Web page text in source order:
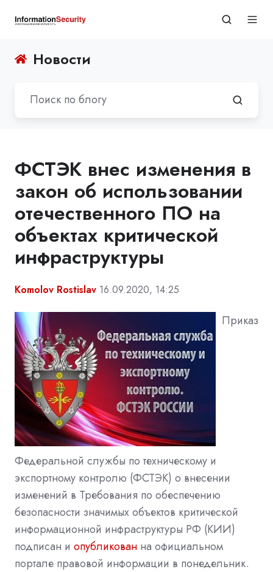
Новости
ФСТЭК внес изменения в
закон об использовании
отечественного ПО на
объектах критической
инфраструктуры
Komolov Rostislav 16.09.2020, 14:25
Приказ
Федеральной службы по техническому и
экспортному контролю (ФСТЭК) о внесении
изменений в Требования по обеспечению
безопасности значимых объектов критической
информационной инфраструктуры РФ (КИИ)
подписан и опубликован на официальном
портале правовой информации в понедельник.